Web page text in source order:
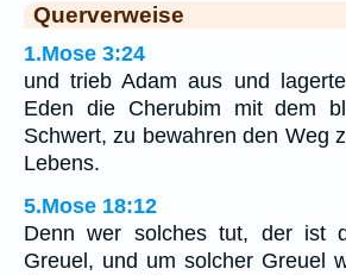
Querverweise
1.Mose 3:24
und trieb Adam aus und
Eden die Cherubim mit dem
Schwert, zu bewahren den Weg
Lebens.
5.Mose 18:12
Denn wer solches tut, der ist
Greuel, und um solcher Greuel